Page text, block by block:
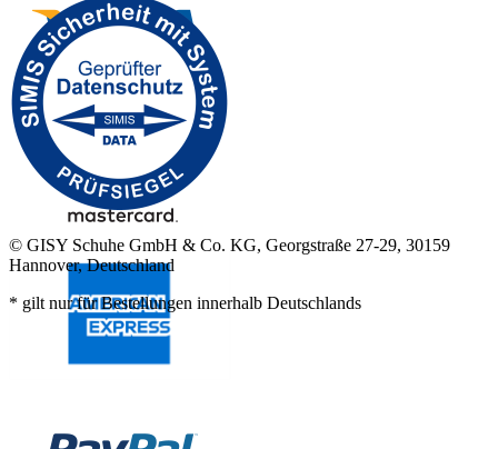
© GISY Schuhe GmbH & Co. KG, Georgstraße 27-29, 30159
Hannover, Deutschland
* gilt nur für Bestellungen innerhalb Deutschlands